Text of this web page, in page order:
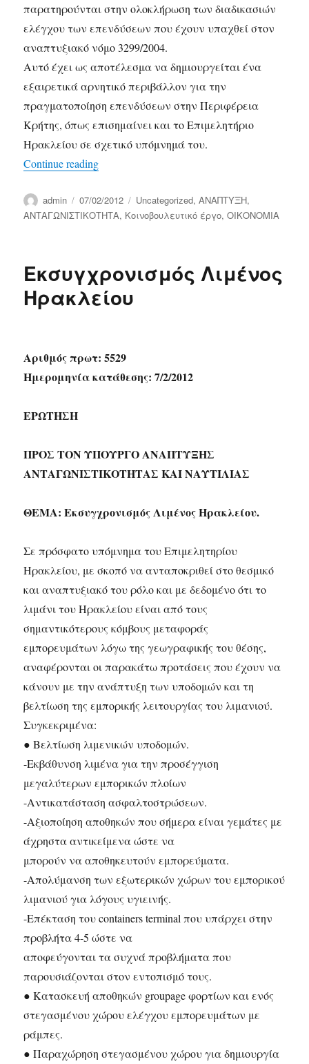
παρατηρούνται στην ολοκλήρωση των διαδικασιών
ελέγχου των επενδύσεων που έχουν υπαχθεί στον
αναπτυξιακό νόμο 3299/2004.
Αυτό έχει ως αποτέλεσμα να δημιουργείται ένα
εξαιρετικά αρνητικό περιβάλλον για την
πραγματοποίηση επενδύσεων στην Περιφέρεια
Κρήτης, όπως επισημαίνει και το Επιμελητήριο
Ηρακλείου σε σχετικό υπόμνημά του.
Continue reading“Προβλήματα στην υλοποίηση του
Author
admin
Posted
on
07/02/2012 Categories
Uncategorized,ΑΝΑΠΤΥΞΗ,
ΑΝΤΑΓΩΝΙΣΤΙΚΟΤΗΤΑ, Κοινοβουλευτικό έργο,ΟΙΚΟΝΟΜΙΑ
Εκσυγχρονισμός Λιμένος
Ηρακλείου
Αριθμός πρωτ: 5529
Ημερομηνία κατάθεσης: 7/2/2012
ΕΡΩΤΗΣΗ
ΠΡΟΣ ΤΟΝ ΥΠΟΥΡΓΟ ΑΝΑΠΤΥΞΗΣ
ΑΝΤΑΓΩΝΙΣΤΙΚΟΤΗΤΑΣ ΚΑΙ ΝΑΥΤΙΛΙΑΣ
ΘΕΜΑ: Εκσυγχρονισμός Λιμένος Ηρακλείου.
Σε πρόσφατο υπόμνημα του Επιμελητηρίου
Ηρακλείου, με σκοπό να ανταποκριθεί στο θεσμικό
και αναπτυξιακό του ρόλο και με δεδομένο ότι το
λιμάνι του Ηρακλείου είναι από τους
σημαντικότερους κόμβους μεταφοράς
εμπορευμάτων λόγω της γεωγραφικής του θέσης,
αναφέρονται οι παρακάτω προτάσεις που έχουν να
κάνουν με την ανάπτυξη των υποδομών και τη
βελτίωση της εμπορικής λειτουργίας του λιμανιού.
Συγκεκριμένα:
● Βελτίωση λιμενικών υποδομών.
-Εκβάθυνση λιμένα για την προσέγγιση
μεγαλύτερων εμπορικών πλοίων
-Αντικατάσταση ασφαλτοστρώσεων.
-Αξιοποίηση αποθηκών που σήμερα είναι γεμάτες με
άχρηστα αντικείμενα ώστε να
μπορούν να αποθηκευτούν εμπορεύματα.
-Απολύμανση των εξωτερικών χώρων του εμπορικού
λιμανιού για λόγους υγιεινής.
-Επέκταση του containers terminal που υπάρχει στην
προβλήτα 4-5 ώστε να
αποφεύγονται τα συχνά προβλήματα που
παρουσιάζονται στον εντοπισμό τους.
● Κατασκευή αποθηκών groupage φορτίων και ενός
στεγασμένου χώρου ελέγχου εμπορευμάτων με
ράμπες.
● Παραχώρηση στεγασμένου χώρου για δημιουργία